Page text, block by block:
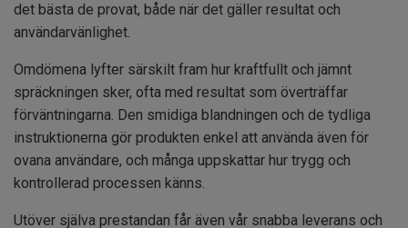
det bästa de provat, både när det gäller resultat och
användarvänlighet.
Omdömena lyfter särskilt fram hur kraftfullt och jämnt
spräckningen sker, ofta med resultat som överträffar
förväntningarna. Den smidiga blandningen och de tydliga
instruktionerna gör produkten enkel att använda även för
ovana användare, och många uppskattar hur trygg och
kontrollerad processen känns.
Utöver själva prestandan får även vår snabba leverans och